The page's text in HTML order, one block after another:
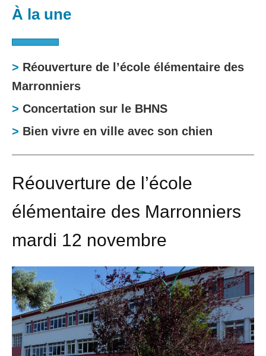
À la une
> Réouverture de l’école élémentaire des
Marronniers
> Concertation sur le BHNS
> Bien vivre en ville avec son chien
Réouverture de l’école
élémentaire des Marronniers
mardi 12 novembre